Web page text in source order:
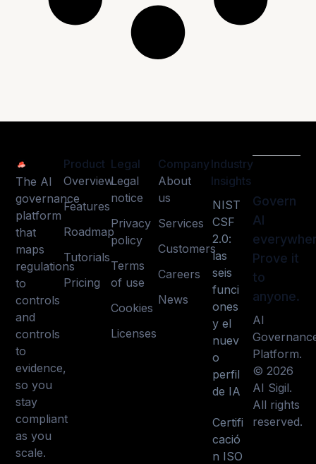
The AI
governance
platform
that
maps
regulations
to
controls
and
controls
to
evidence,
so you
stay
compliant
as you
scale.
Product
Overview
Features
Roadmap
Tutorials
Pricing
Legal
Legal
notice
Privacy
policy
Terms
of use
Cookies
Licenses
Company
About
us
Services
Customers
Careers
News
Industry
Insights
NIST
CSF
2.0:
las
seis
funci
ones
y el
nuev
o
perfil
de IA
Certifi
cació
n ISO
Govern
AI
Prove it
to
anyone.
AI
Platform.
© 2026
AI Sigil.
All rights
reserved.